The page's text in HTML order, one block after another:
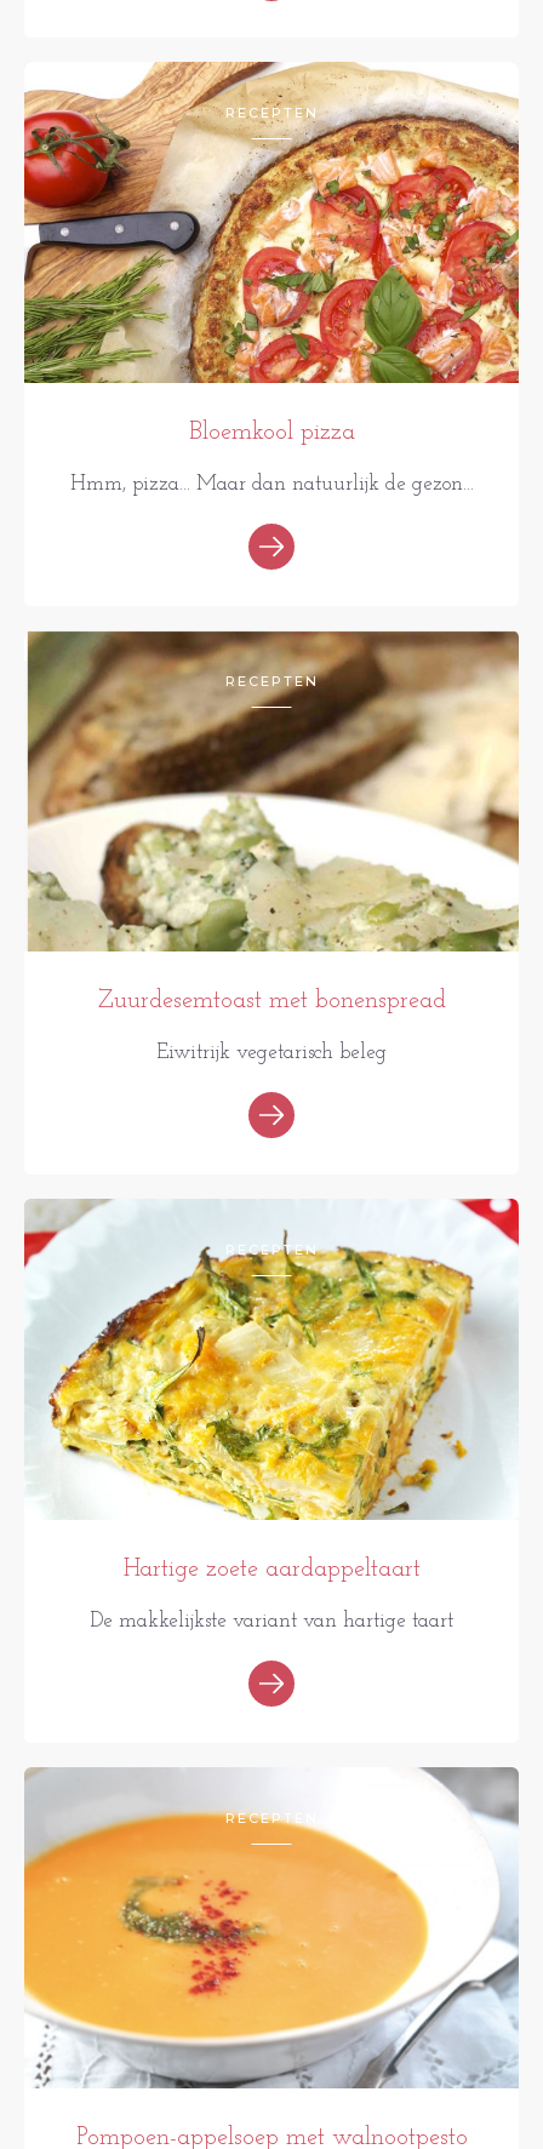
RECEPTEN
Bloemkool pizza
Hmm, pizza... Maar dan natuurlijk de gezon...
RECEPTEN
Zuurdesemtoast met bonenspread
Eiwitrijk vegetarisch beleg
RECEPTEN
Hartige zoete aardappeltaart
De makkelijkste variant van hartige taart
RECEPTEN
Pompoen-appelsoep met walnootpesto